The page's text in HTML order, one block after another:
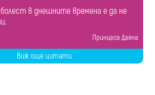
в днешните времена е да не
Принцеса Даяна
Виж още цитати